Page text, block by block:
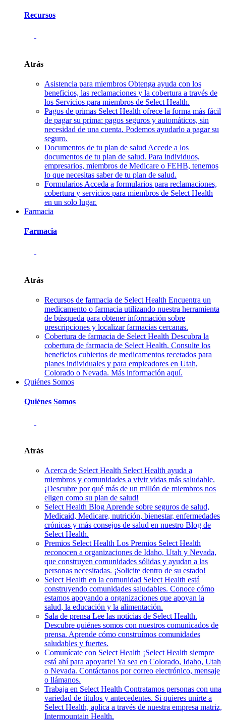
Recursos
Atrás
Asistencia para miembros Obtenga ayuda con los
beneficios, las reclamaciones y la cobertura a través de
los Servicios para miembros de Select Health.
Pagos de primas Select Health ofrece la forma más fácil
de pagar su prima: pagos seguros y automáticos, sin
necesidad de una cuenta. Podemos ayudarlo a pagar su
seguro.
Documentos de tu plan de salud Accede a los
documentos de tu plan de salud. Para individuos,
empresarios, miembros de Medicare o FEHB, tenemos
lo que necesitas saber de tu plan de salud.
Formularios Acceda a formularios para reclamaciones,
cobertura y servicios para miembros de Select Health
en un solo lugar.
Farmacia
Farmacia
Atrás
Recursos de farmacia de Select Health Encuentra un
medicamento o farmacia utilizando nuestra herramienta
de búsqueda para obtener información sobre
prescripciones y localizar farmacias cercanas.
Cobertura de farmacia de Select Health Descubra la
cobertura de farmacia de Select Health. Consulte los
beneficios cubiertos de medicamentos recetados para
planes individuales y para empleadores en Utah,
Colorado o Nevada. Más información aquí.
Quiénes Somos
Quiénes Somos
Atrás
Acerca de Select Health Select Health ayuda a
miembros y comunidades a vivir vidas más saludable.
¡Descubre por qué más de un millón de miembros nos
eligen como su plan de salud!
Select Health Blog Aprende sobre seguros de salud,
Medicaid, Medicare, nutrición, bienestar, enfermedades
crónicas y más consejos de salud en nuestro Blog de
Select Health.
Premios Select Health Los Premios Select Health
reconocen a organizaciones de Idaho, Utah y Nevada,
que construyen comunidades sólidas y ayudan a las
personas necesitadas. ¡Solicite dentro de su estado!
Select Health en la comunidad Select Health está
construyendo comunidades saludables. Conoce cómo
estamos apoyando a organizaciones que apoyan la
salud, la educación y la alimentación.
Sala de prensa Lee las noticias de Select Health.
Descubre quiénes somos con nuestros comunicados de
prensa. Aprende cómo construímos comunidades
saludables y fuertes.
Comunícate con Select Health ¡Select Health siempre
está ahí para apoyarte! Ya sea en Colorado, Idaho, Utah
o Nevada. Contáctanos por correo electrónico, mensaje
o llámanos.
Trabaja en Select Health Contratamos personas con una
variedad de títulos y antecedentes. Si quieres unirte a
Select Health, aplica a través de nuestra empresa matriz,
Intermountain Health.